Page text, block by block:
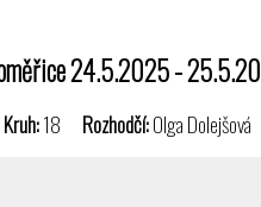
24.5.2025 -
Kruh:18 Rozhodčí:Olga